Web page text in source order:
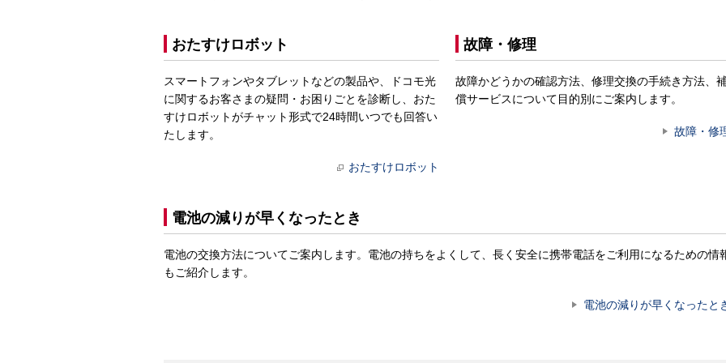
おたすけロボット
スマートフォンやタブレットなどの製品や、ドコモ光
に関するお客さまの疑問・お困りごとを診断し、おた
すけロボットがチャット形式で24時間いつでも回答い
たします。
おたすけロボット
故障・修理
故障かどうかの確認方法、修理交換の手続き方法、
償サービスについて目的別にご案内します。
故障・修
電池の減りが早くなったとき
電池の交換方法についてご案内します。電池の持ちをよくして、長く安全に携帯電話をご利用になるための情
もご紹介します。
電池の減りが早くなったと